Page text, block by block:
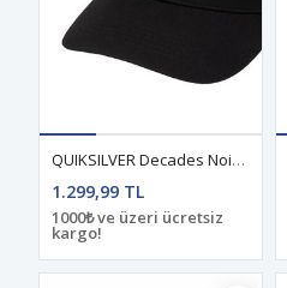
QUIKSILVER Decades Noir ERKEK ŞAPKA
1.299,99 TL
1000₺ ve üzeri ücretsiz
kargo!